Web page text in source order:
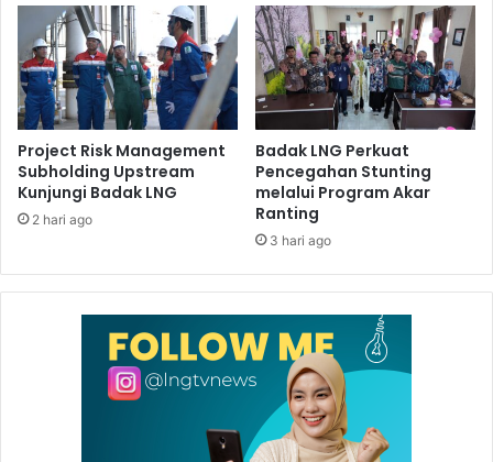
Project Risk Management
Subholding Upstream
Kunjungi Badak LNG
2 hari ago
Badak LNG Perkuat
Pencegahan Stunting
melalui Program Akar
Ranting
3 hari ago